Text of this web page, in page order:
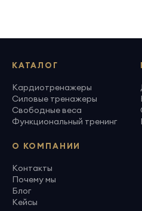
КАТАЛОГ
Кардиотренажеры
Силовые тренажеры
Свободные веса
Функциональный тренинг
О КОМПАНИИ
Контакты
Почему мы
Блог
Кейсы